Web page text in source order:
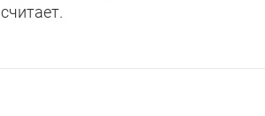
считает.